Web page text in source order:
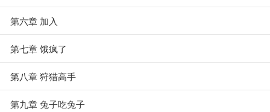
第六章 加入
第七章 饿疯了
第八章 狩猎高手
第九章 兔子吃兔子